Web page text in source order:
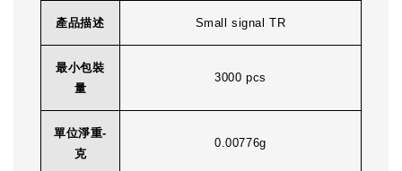
產品描述 Small signal TR
最小包裝
量
3000 pcs
單位淨重-
克
0.00776g